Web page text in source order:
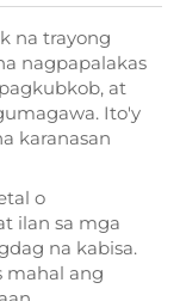
na trayong
nagpapalakas
at
Ito'y
karanasan
o
ilan sa mga
na kabisa.
mahal ang